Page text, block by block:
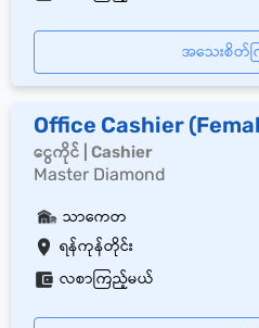
အသေးစိတ်
Office Cashier
ငွေကိုင် | Cashier
Master Diamond
ရန်ကုန်တိုင်း
သာကေတ
လစာကြည့်မယ်